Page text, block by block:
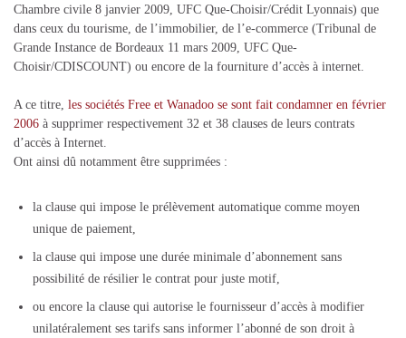
Chambre civile 8 janvier 2009, UFC Que-Choisir/Crédit Lyonnais) que
dans ceux du tourisme, de l’immobilier, de l’e-commerce (Tribunal de
Grande Instance de Bordeaux 11 mars 2009, UFC Que-
Choisir/CDISCOUNT) ou encore de la fourniture d’accès à internet.
A ce titre, les sociétés Free et Wanadoo se sont fait condamner en février
2006 à supprimer respectivement 32 et 38 clauses de leurs contrats
d’accès à Internet.
Ont ainsi dû notamment être supprimées :
la clause qui impose le prélèvement automatique comme moyen
unique de paiement,
la clause qui impose une durée minimale d’abonnement sans
possibilité de résilier le contrat pour juste motif,
ou encore la clause qui autorise le fournisseur d’accès à modifier
unilatéralement ses tarifs sans informer l’abonné de son droit à